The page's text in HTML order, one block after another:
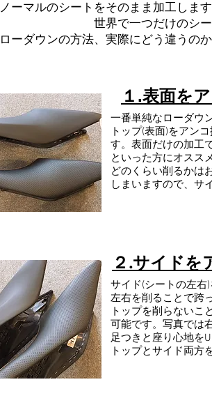
ノーマルのシートをそのまま加工しま
世界で一つだけのシ
ローダウンの方法、実際にどう違うの
１.表面を
一番単純なローダウ
トップ(表面)をアン
す。表面だけの加工
といった方にオスス
どのくらい削るかは
しまいますので、サ
２.サイドを
サイド(シートの左右
左右を削ることで跨
トップを削らないこ
可能です。写真では
足つきと座り心地を
トップとサイド両方